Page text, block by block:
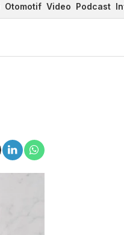
Otomotif Video Podcast